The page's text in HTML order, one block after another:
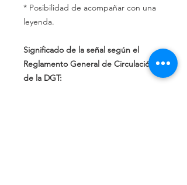
* Posibilidad de acompañar con una
leyenda.
Significado de la señal según el
Reglamento General de Circulación
de la DGT: